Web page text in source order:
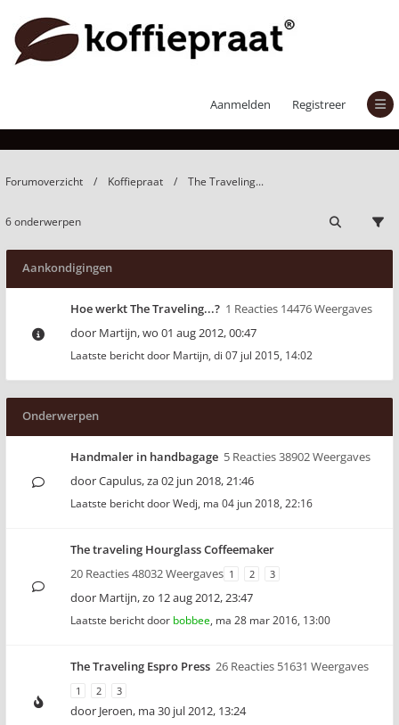
Aanmelden Registreer
Forumoverzicht Koffiepraat The Traveling...
6 onderwerpen
Aankondigingen
Hoe werkt The Traveling...? 1 Reacties 14476 Weergaves
door Martijn,wo 01 aug 2012, 00:47
Laatste bericht door Martijn, di 07 jul 2015, 14:02
Onderwerpen
Handmaler in handbagage 5 Reacties 38902 Weergaves
doorCapulus,za 02 jun 2018, 21:46
Laatste bericht doorWedj, ma 04 jun 2018, 22:16
The traveling Hourglass Coffeemaker
20 Reacties 48032 Weergaves 1 2 3
door Martijn,zo 12 aug 2012, 23:47
Laatste bericht door bobbee, ma 28 mar 2016, 13:00
The Traveling Espro Press 26 Reacties 51631 Weergaves
1 2 3
door Jeroen, ma 30 jul 2012, 13:24